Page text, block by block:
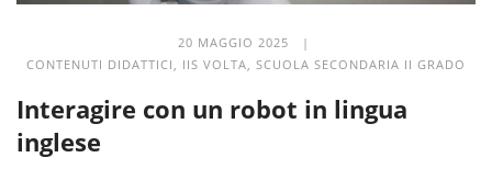
20 MAGGIO 2025 |
CONTENUTI DIDATTICI
IIS VOLTA SCUOLA SECONDARIA II GRADO
Interagire con un robot in lingua
inglese